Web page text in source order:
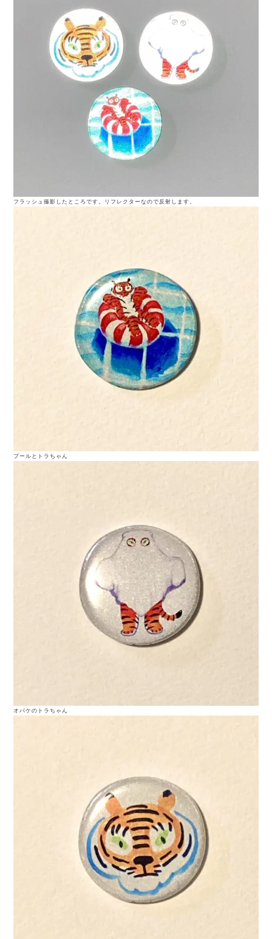
フラッシュ撮影したところです。リフレクターなので反射します。
プールとトラちゃん
オバケのトラちゃん